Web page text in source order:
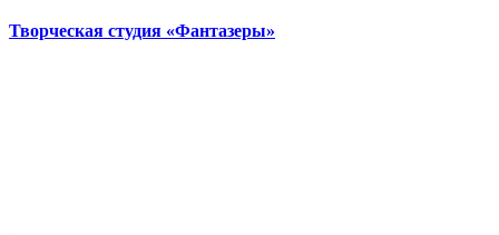
Творческая студия «Фантазеры»